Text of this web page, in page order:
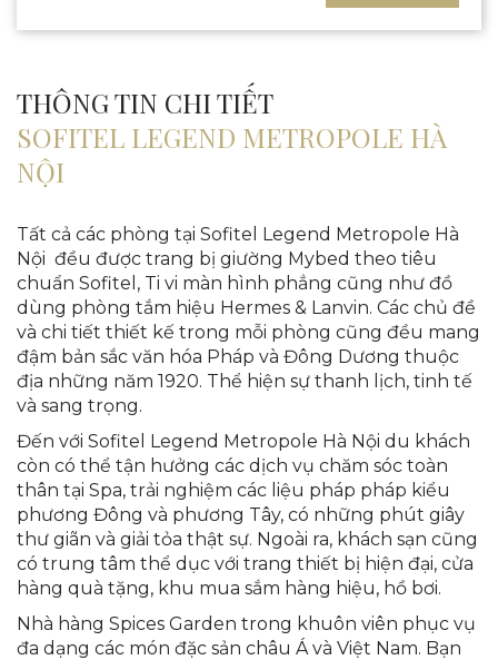
THÔNG TIN CHI TIẾT
SOFITEL LEGEND METROPOLE HÀ
NỘI
Tất cả các phòng tại Sofitel Legend Metropole Hà
Nội đều được trang bị giường Mybed theo tiêu
chuẩn Sofitel, Ti vi màn hình phẳng cũng như đồ
dùng phòng tắm hiệu Hermes & Lanvin. Các chủ đề
và chi tiết thiết kế trong mỗi phòng cũng đều mang
đậm bản sắc văn hóa Pháp và Đông Dương thuộc
địa những năm 1920. Thể hiện sự thanh lịch, tinh tế
và sang trọng.
Đến với Sofitel Legend Metropole Hà Nội du khách
còn có thể tận hưởng các dịch vụ chăm sóc toàn
thân tại Spa, trải nghiệm các liệu pháp pháp kiểu
phương Đông và phương Tây, có những phút giây
thư giãn và giải tỏa thật sự. Ngoài ra, khách sạn cũng
có trung tâm thể dục với trang thiết bị hiện đại, cửa
hàng quà tặng, khu mua sắm hàng hiệu, hồ bơi.
Nhà hàng Spices Garden trong khuôn viên phục vụ
đa dạng các món đặc sản châu Á và Việt Nam. Bạn